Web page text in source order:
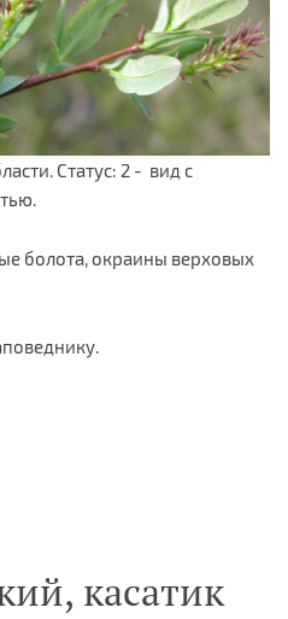
Статус: 2 - вид с
болота, окраины верховых
касатик